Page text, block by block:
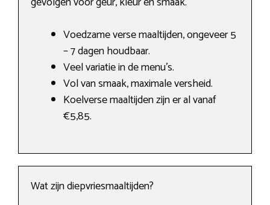
Voedzame verse maaltijden, ongeveer 5
– 7 dagen houdbaar.
Veel variatie in de menu’s.
Vol van smaak, maximale versheid.
Koelverse maaltijden zijn er al vanaf
€5,85.
Wat zijn diepvriesmaaltijden?